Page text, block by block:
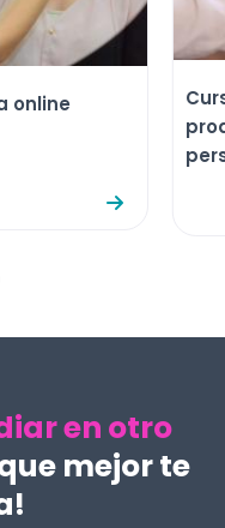
online
en otro
mejor te